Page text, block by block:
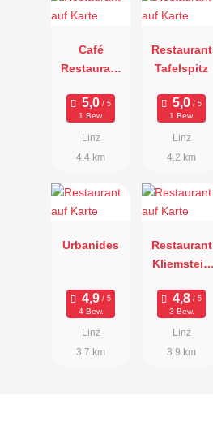
Café
Restaurant
1 Bew.
Linz
4.4 km
Restaurant
Tafelspitz
1 Bew.
Linz
4.2 km
Urbanides
4 Bew.
Linz
3.7 km
Restaurant
Kliemstein
3 Bew.
Linz
3.9 km